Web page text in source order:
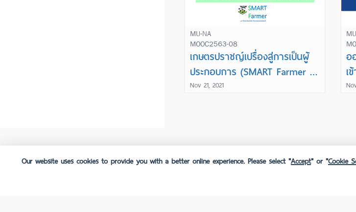
MU-NA
MOOC2563-08
เกษตรปราชญ์เปรื่องสู่การเป็นผู้
ประกอบการ (SMART Farmer to
Entrepreneur)
Nov 21, 2021
อ
เ
FAQ
Our website uses cookies to provide you with a better online experience. Please select "Accept" or "Cookie